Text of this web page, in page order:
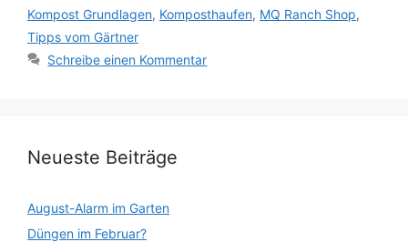
Kompost Grundlagen, Komposthaufen, MQ Ranch Shop,
Tipps vom Gärtner
Schreibe einen Kommentar
Neueste Beiträge
August-Alarm im Garten
Düngen im Februar?